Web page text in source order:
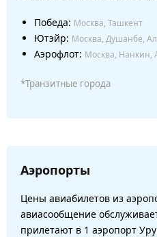
Победа: Москва, Ташкент
Ютэйр: Москва, Душанбе,
Аэрофлот: Москва, Нанкин,
*Транзитные города
Аэропорты
Цены авиабилетов из
авиасообщение
прилетают в 1 аэропорт